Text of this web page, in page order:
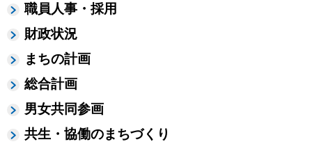
職員人事・採用
財政状況
まちの計画
総合計画
男女共同参画
共生・協働のまちづくり